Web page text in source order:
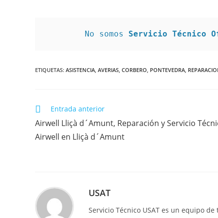
No somos Servicio Técnico
ETIQUETAS: ASISTENCIA, AVERIAS, CORBERO, PONTEVEDRA,
Leer
artículos
Entrada anterior
Airwell Lliçà d´Amunt, Reparación y Servicio
Airwell en Lliçà d´Amunt
USAT
Servicio Técnico USAT es un equipo